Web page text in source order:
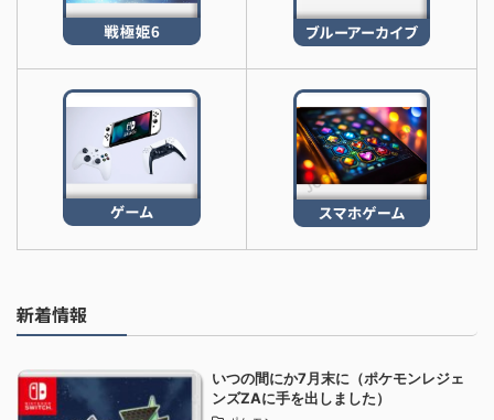
新着情報
いつの間にか7月末に（ポケモンレジェ
ンズZAに手を出しました）